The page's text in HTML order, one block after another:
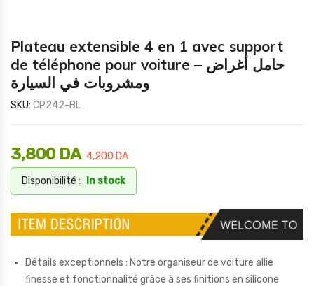
Plateau extensible 4 en 1 avec support
de téléphone pour voiture – حامل أغراض
ومشروبات في السيارة
SKU: CP242-BL
4,200DA
3,800 DA
Disponibilité : In stock
Détails exceptionnels : Notre organiseur de voiture allie
finesse et fonctionnalité grâce à ses finitions en silicone